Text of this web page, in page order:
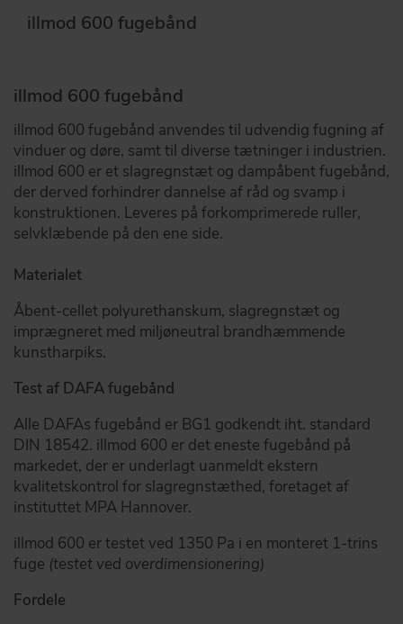
illmod 600 fugebånd
illmod 600 fugebånd
illmod 600 fugebånd anvendes til udvendig fugning af
vinduer og døre, samt til diverse tætninger i industrien.
illmod 600 er et slagregnstæt og dampåbent fugebånd,
der derved forhindrer dannelse af råd og svamp i
konstruktionen. Leveres på forkomprimerede ruller,
selvklæbende på den ene side.
Materialet
Åbent-cellet polyurethanskum, slagregnstæt og
imprægneret med miljøneutral brandhæmmende
kunstharpiks.
Test af DAFA fugebånd
Alle DAFAs fugebånd er BG1 godkendt iht. standard
DIN 18542. illmod 600 er det eneste fugebånd på
markedet, der er underlagt uanmeldt ekstern
kvalitetskontrol for slagregnstæthed, foretaget af
instituttet MPA Hannover.
illmod 600 er testet ved 1350 Pa i en monteret 1-trins
fuge (testet ved overdimensionering)
Fordele